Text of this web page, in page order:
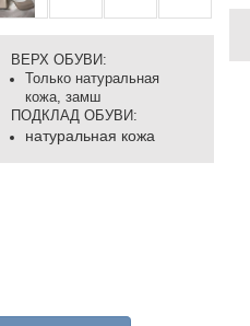
ВЕРХ ОБУВИ:
Только натуральная
кожа, замш
ПОДКЛАД ОБУВИ:
натуральная кожа